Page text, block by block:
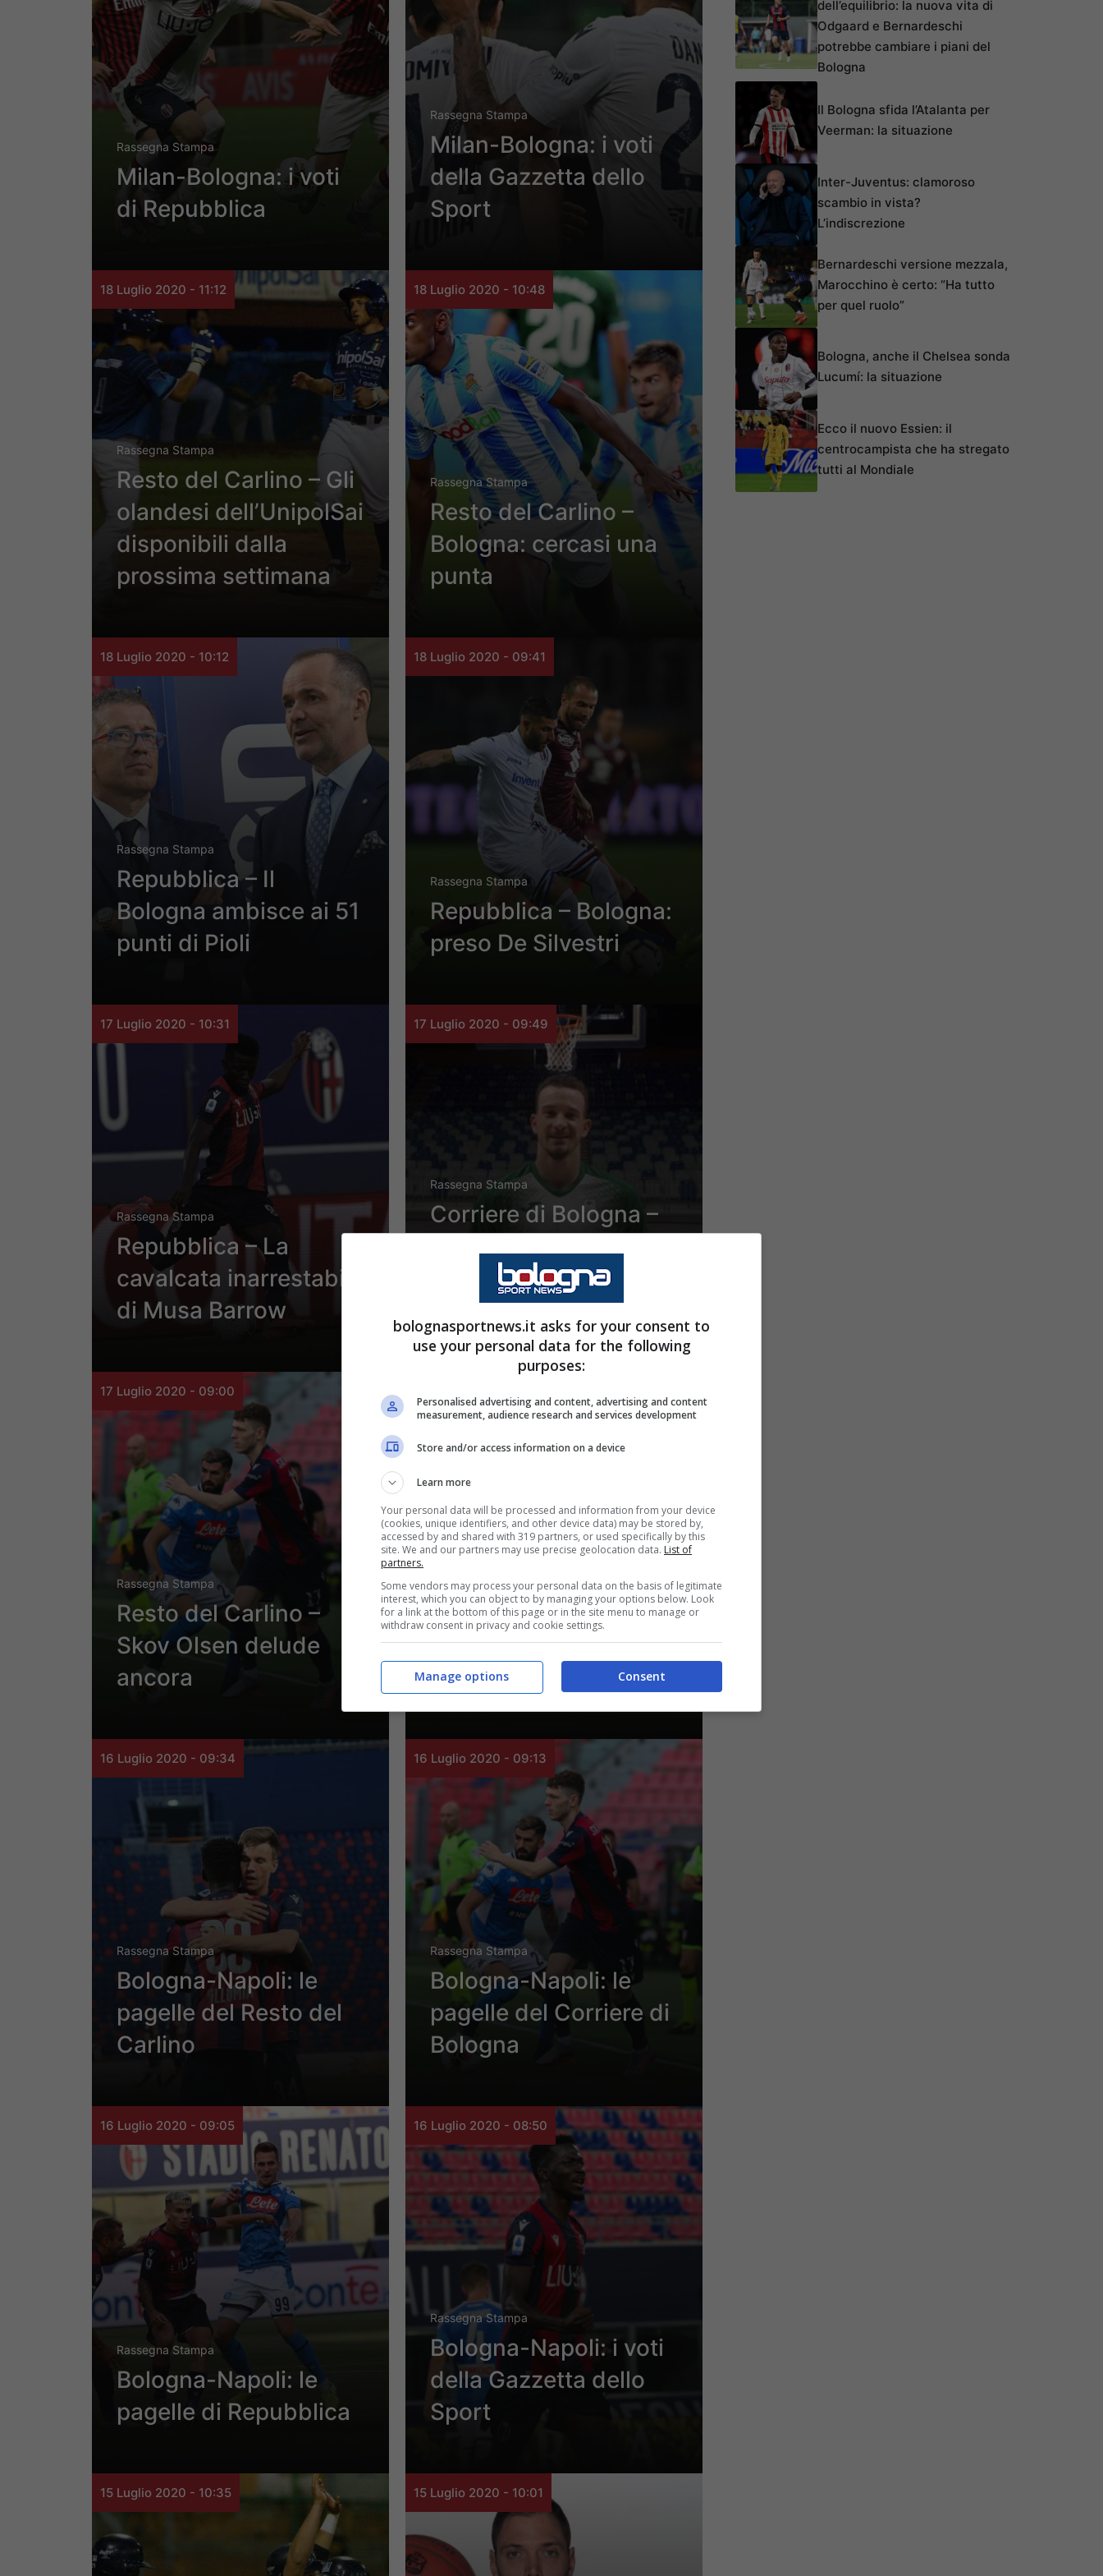
Rassegna Stampa
Milan-Bologna: i voti
di Repubblica
Rassegna Stampa
Milan-Bologna: i voti
della Gazzetta dello
Sport
18 Luglio 2020 - 11:12
Rassegna Stampa
Resto del Carlino – Gli
olandesi dell’UnipolSai
disponibili dalla
prossima settimana
18 Luglio 2020 - 10:48
Rassegna Stampa
Resto del Carlino –
Bologna: cercasi una
punta
18 Luglio 2020 - 10:12
Rassegna Stampa
Repubblica – Il
Bologna ambisce ai 51
punti di Pioli
18 Luglio 2020 - 09:41
Rassegna Stampa
Repubblica – Bologna:
preso De Silvestri
17 Luglio 2020 - 10:31
Rassegna Stampa
Repubblica – La
cavalcata inarrestabile
di Musa Barrow
17 Luglio 2020 - 09:49
Rassegna Stampa
Corriere di Bologna –
Virtus: avanzano le
trattative per Josh
Adams
17 Luglio 2020 - 09:00
Rassegna Stampa
Resto del Carlino –
Skov Olsen delude
ancora
Rassegna Stampa
Resto del Carlino –
Mihajlovic vuole
l’Europa
16 Luglio 2020 - 09:34
Rassegna Stampa
Bologna-Napoli: le
pagelle del Resto del
Carlino
16 Luglio 2020 - 09:13
Rassegna Stampa
Bologna-Napoli: le
pagelle del Corriere di
Bologna
16 Luglio 2020 - 09:05
Rassegna Stampa
Bologna-Napoli: le
pagelle di Repubblica
16 Luglio 2020 - 08:50
Rassegna Stampa
Bologna-Napoli: i voti
della Gazzetta dello
Sport
15 Luglio 2020 - 10:35 15 Luglio 2020 - 10:01
dell’equilibrio: la nuova vita di
Odgaard e Bernardeschi
potrebbe cambiare i piani del
Bologna
Il Bologna sfida l’Atalanta per
Veerman: la situazione
Inter-Juventus: clamoroso
scambio in vista?
L’indiscrezione
Bernardeschi versione mezzala,
Marocchino è certo: “Ha tutto
per quel ruolo”
Bologna, anche il Chelsea sonda
Lucumí: la situazione
Ecco il nuovo Essien: il
centrocampista che ha stregato
tutti al Mondiale
bolognasportnews.it asks for your consent to
use your personal data for the following
purposes:
Personalised advertising and content, advertising and content
measurement, audience research and services development
Store and/or access information on a device
Learn more
Your personal data will be processed and information from your device
(cookies, unique identifiers, and other device data) may be stored by,
accessed by and shared with 319 partners, or used specifically by this
site. We and our partners may use precise geolocation data. List of
partners.
Some vendors may process your personal data on the basis of legitimate
interest, which you can object to by managing your options below. Look
for a link at the bottom of this page or in the site menu to manage or
withdraw consent in privacy and cookie settings.
Consent
Manage options